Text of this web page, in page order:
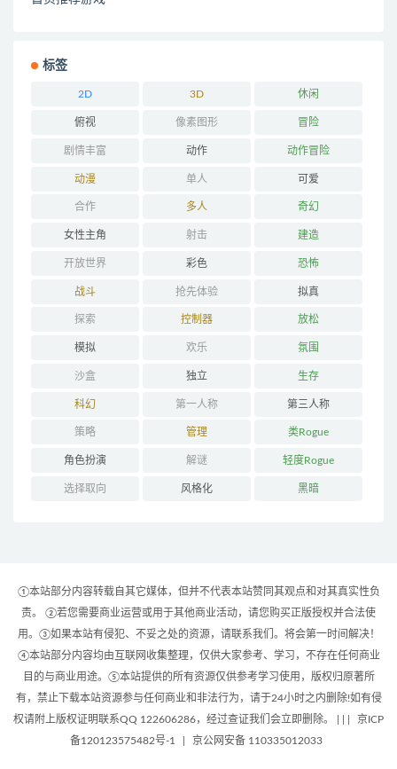
标签
2D 3D 休闲
俯视 像素图形 冒险
剧情丰富 动作 动作冒险
动漫 单人 可爱
合作 多人 奇幻
女性主角 射击 建造
开放世界 彩色 恐怖
战斗 抢先体验 拟真
探索 控制器 放松
模拟 欢乐 氛围
沙盒 独立 生存
科幻 第一人称 第三人称
策略 管理 类Rogue
角色扮演 解谜 轻度Rogue
选择取向 风格化 黑暗
①本站部分内容转载自其它媒体，但并不代表本站赞同其观点和对其真实性负
责。 ②若您需要商业运营或用于其他商业活动，请您购买正版授权并合法使
用。③如果本站有侵犯、不妥之处的资源，请联系我们。将会第一时间解决！
④本站部分内容均由互联网收集整理，仅供大家参考、学习，不存在任何商业
目的与商业用途。⑤本站提供的所有资源仅供参考学习使用，版权归原著所
有，禁止下载本站资源参与任何商业和非法行为，请于24小时之内删除!如有侵
权请附上版权证明联系QQ 122606286，经过查证我们会立即删除。 | |
京ICP
备120123575482号-1
京公网安备 110335012033